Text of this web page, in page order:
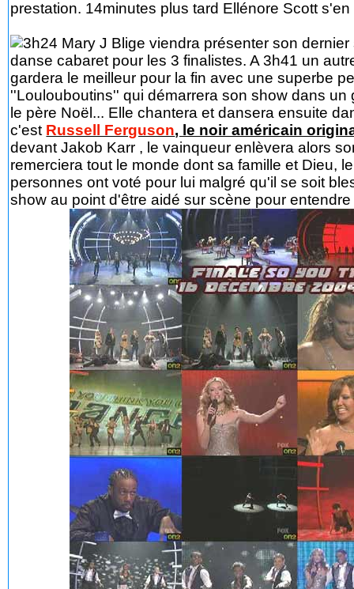
prestation. 14minutes plus tard Ellénore Scott s'en
3h24 Mary J Blige viendra présenter son
danse cabaret pour les 3 finalistes. A 3h41 un
gardera le meilleur pour la fin avec une superbe
''Loulouboutins'' qui démarrera son show dans
le père Noël... Elle chantera et dansera ensuite
c'est Russell Ferguson, le noir américain
devant Jakob Karr , le vainqueur enlèvera alors
remerciera tout le monde dont sa famille et Dieu,
personnes ont voté pour lui malgré qu'il se soit
show au point d'être aidé sur scène pour